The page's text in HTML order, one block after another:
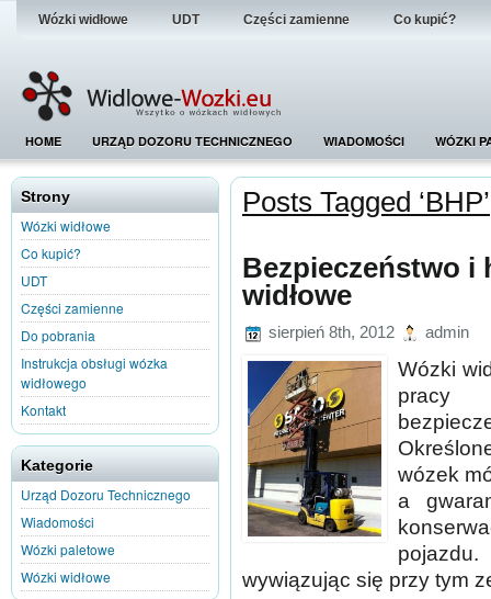
Wózki widłowe UDT Części zamienne Co kupić?
HOME URZĄD DOZORU TECHNICZNEGO WIADOMOŚCI WÓZKI
Strony
Wózki widłowe
Co kupić?
UDT
Części zamienne
Do pobrania
Instrukcja obsługi wózka
widłowego
Kontakt
Kategorie
Urząd Dozoru Technicznego
Wiadomości
Wózki paletowe
Wózki widłowe
Posts Tagged ‘BHP’
Bezpieczeństwo i
widłowe
sierpień 8th, 2012 admin
Wózki
pracy
wózek
a
wywiązując się przy tym